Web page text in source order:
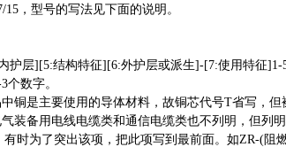
，型号的写法见下面的说明。
][5:结构特征][6:外护层或派生]-[7:使用特征]1-
个数字。
是主要使用的导体材料，故铜芯代号T省写，但
装备用电线电缆类和通信电缆类也不列明，但列
时为了突出该项，把此项写到最前面。如ZR-(